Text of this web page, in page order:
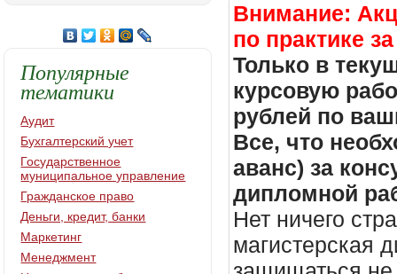
Внимание:
по практике
Только в
курсовую
рублей по
Все, что
аванс) за
дипломной
Нет ничего
магистерская
Популярные
тематики
Аудит
Бухгалтерский учет
Государственное
муниципальное управление
Гражданское право
Деньги, кредит, банки
Маркетинг
Менеджмент